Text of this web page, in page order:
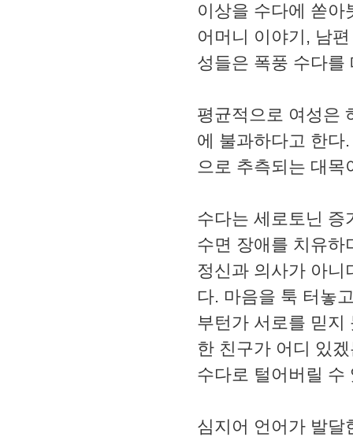
이상을 수다에 쏟
어머니 이야기, 남
성들은 폭풍 수다를
평균적으로 여성은
에 불과하다고 한다
으로 추측되는 대목
수다는 세로토닌 증
수면 장애를 치유하
정신과 의사가 아니
다. 마음을 툭 터놓
부턴가 서로를 믿지
한 친구가 어디 있
수다로 털어버릴 수
심지어 언어가 발달